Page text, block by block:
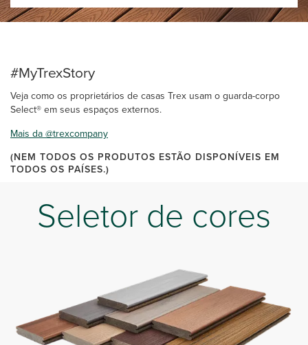
#MyTrexStory
Veja como os proprietários de casas Trex usam o guarda-corpo
Select® em seus espaços externos.
Mais da @trexcompany
(NEM TODOS OS PRODUTOS ESTÃO DISPONÍVEIS EM
TODOS OS PAÍSES.)
Seletor de cores